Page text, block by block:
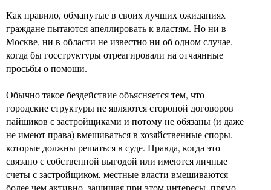
Как правило, обманутые в своих лучших ожиданиях
граждане пытаются апеллировать к властям. Но ни в
Москве, ни в области не известно ни об одном случае,
когда бы госструктуры отреагировали на отчаянные
просьбы о помощи.
Обычно такое бездействие объясняется тем, что
городские структуры не являются стороной договоров
пайщиков с застройщиками и потому не обязаны (и даже
не имеют права) вмешиваться в хозяйственные споры,
которые должны решаться в суде. Правда, когда это
связано с собственной выгодой или имеются личные
счеты с застройщиком, местные власти вмешиваются
более чем активно, защищая при этом интересы, прямо